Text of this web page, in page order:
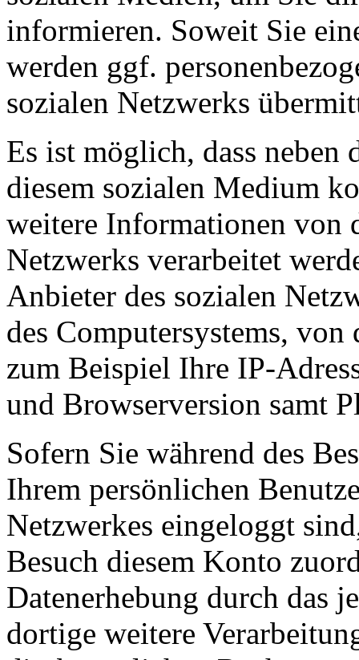
informieren. Soweit Sie
werden ggf.
sozialen Netzwerks
Es ist möglich, dass neben
diesem sozialen Medium
weitere Informationen von
Netzwerks verarbeitet
Anbieter des sozialen
des Computersystems, von
zum Beispiel Ihre IP-
und Browserversion samt
Sofern Sie während des
Ihrem persönlichen
Netzwerkes eingeloggt sin
Besuch diesem Konto
Datenerhebung durch das
dortige weitere